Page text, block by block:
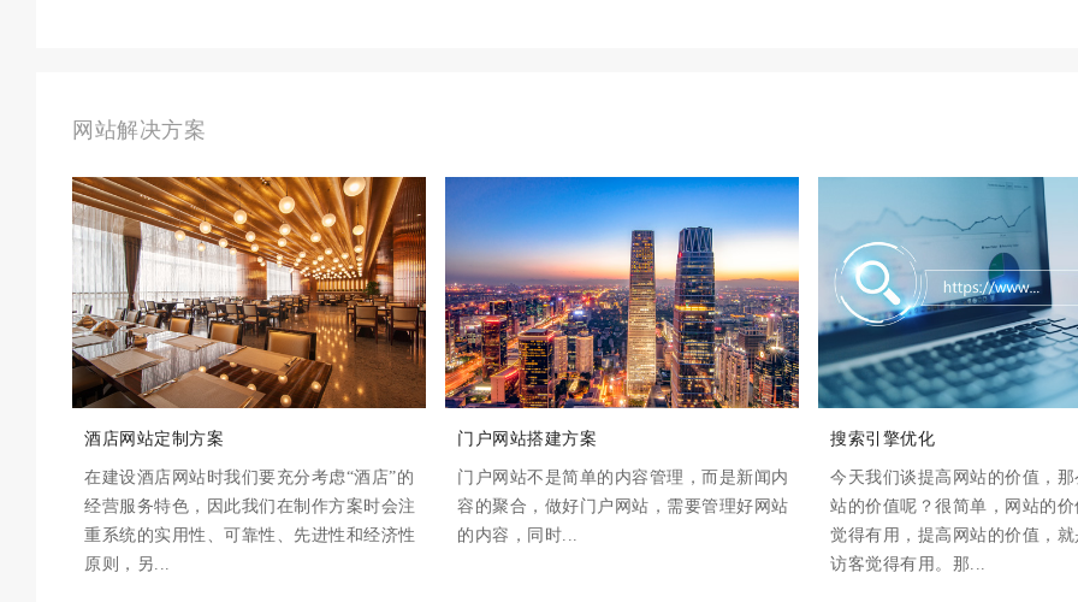
网站解决方案
酒店网站定制方案
在建设酒店网站时我们要充分考虑“酒店”的
经营服务特色，因此我们在制作方案时会注
重系统的实用性、可靠性、先进性和经济性
原则，另...
门户网站搭建方案
门户网站不是简单的内容管理，而是新闻内
容的聚合，做好门户网站，需要管理好网站
的内容，同时...
搜索引擎优化
今天我们谈提高网站的价值，
站的价值呢？很简单，网站的
觉得有用，提高网站的价值，
访客觉得有用。那...